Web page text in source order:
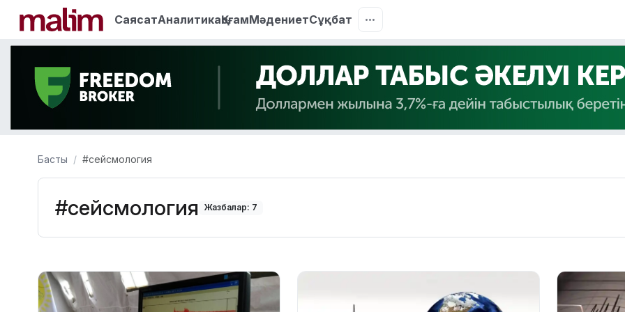
СаясатАналитикаҚоғамМәдениетСұқбат
Басты #сейсмология
#сейсмология Жазбалар: 7